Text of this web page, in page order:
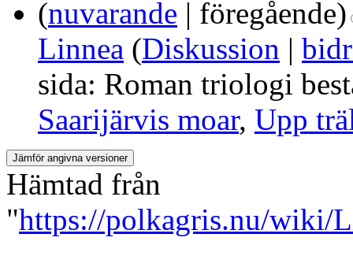
(nuvarande | föregående)
Linnea (Diskussion |
sida: Roman triologi
Saarijärvis moar, Upp
Hämtad från
"https://polkagris.nu/wiki/